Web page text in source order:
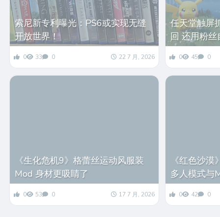
索尼新专利曝光：PS6或实现无缝
开放世界！
0 33 0 22 7 月, 2026
任天堂触屏
回 还用粉
0 45 0
《生化危机9》格蕾丝运动风服装
Mod 身材更吸睛了
0 53 0 17 7 月, 2026
《红色沙
多人模式与
0 42 0